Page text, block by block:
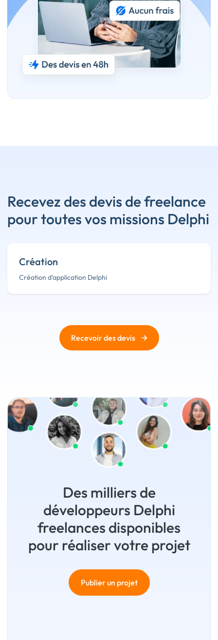
Recevez des devis de freelance
pour toutes vos missions Delphi
Création
Création d'application Delphi
Recevoir des devis →
Des milliers de
développeurs Delphi
freelances disponibles
pour réaliser votre projet
Publier un projet